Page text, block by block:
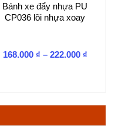
Bánh xe đẩy nhựa PU
CP036 lõi nhựa xoay
168.000 ₫ – 222.000 ₫